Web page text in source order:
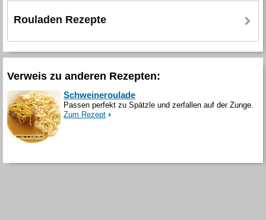
Rouladen Rezepte
Verweis zu anderen Rezepten:
Schweineroulade
Passen perfekt zu Spätzle und zerfallen auf der Zunge.
Zum Rezept